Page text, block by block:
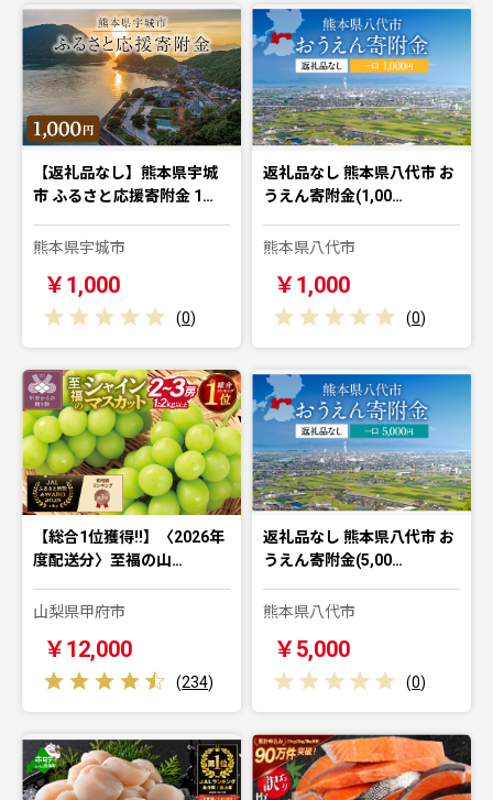
【返礼品なし】熊本県宇城
市 ふるさと応援寄附金 1…
熊本県宇城市
￥1,000
(0)
返礼品なし 熊本県八代市 お
うえん寄附金(1,00…
熊本県八代市
￥1,000
(0)
【総合1位獲得!!】〈2026年
度配送分〉至福の山…
山梨県甲府市
￥12,000
(234)
返礼品なし 熊本県八代市 お
うえん寄附金(5,00…
熊本県八代市
￥5,000
(0)